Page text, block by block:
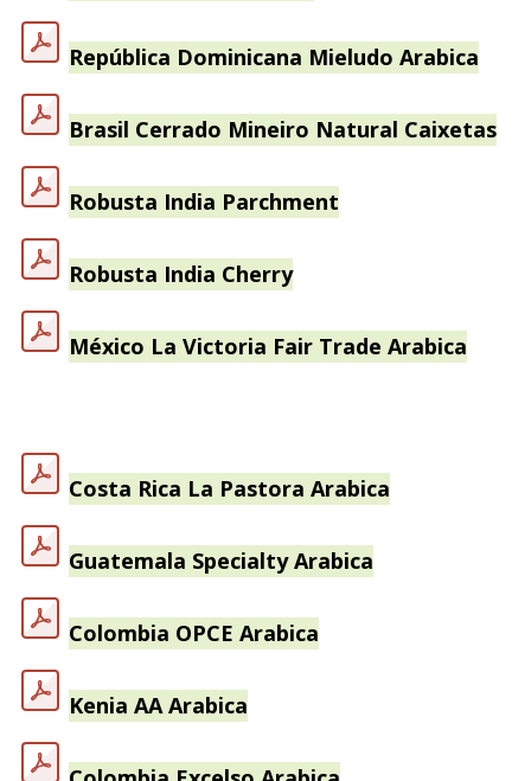
República Dominicana Mieludo Arabica
Brasil Cerrado Mineiro Natural Caixetas
Robusta India Parchment
Robusta India Cherry
México La Victoria Fair Trade Arabica
Costa Rica La Pastora Arabica
Guatemala Specialty Arabica
Colombia OPCE Arabica
Kenia AA Arabica